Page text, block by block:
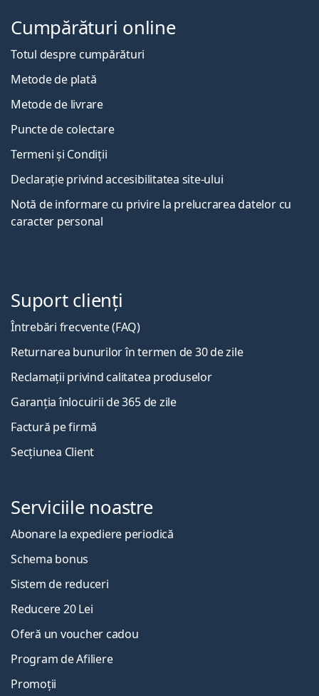
Cumpărături online
Totul despre cumpărături
Metode de plată
Metode de livrare
Puncte de colectare
Termeni și Condiții
Declarație privind accesibilitatea site-ului
Notă de informare cu privire la prelucrarea datelor cu
caracter personal
Suport clienți
Întrebări frecvente (FAQ)
Returnarea bunurilor în termen de 30 de zile
Reclamații privind calitatea produselor
Garanția înlocuirii de 365 de zile
Factură pe firmă
Secțiunea Client
Serviciile noastre
Abonare la expediere periodică
Schema bonus
Sistem de reduceri
Reducere 20 Lei
Oferă un voucher cadou
Program de Afiliere
Promoții